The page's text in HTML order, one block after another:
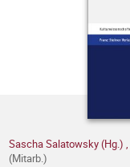
Sascha Salatowsky (Hg.) ,
(Mitarb.)